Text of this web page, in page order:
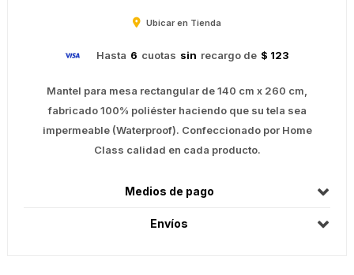
Ubicar en Tienda
Hasta 6 cuotas sin recargo de $ 123
Mantel para mesa rectangular de 140 cm x 260 cm,
fabricado 100% poliéster haciendo que su tela sea
impermeable (Waterproof). Confeccionado por Home
Class calidad en cada producto.
Medios de pago
Envíos